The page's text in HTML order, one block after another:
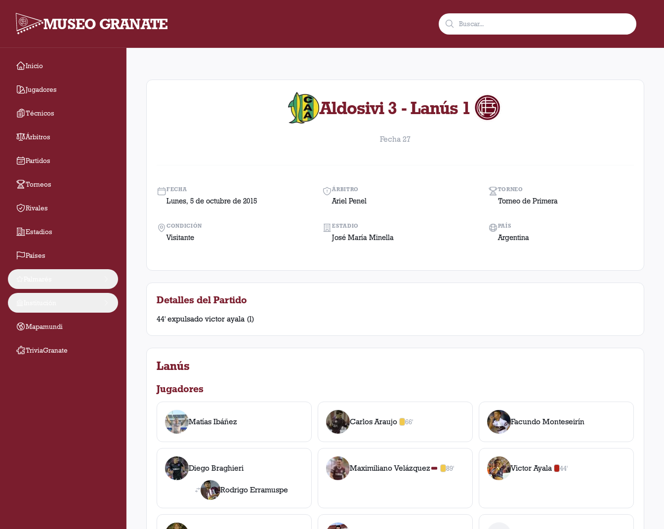
MUSEO GRANATE
Inicio
Jugadores
Técnicos
Árbitros
Partidos
Torneos
Rivales
Estadios
Países
Mapamundi
TriviaGranate
Fecha 27. Partido entre Lanús y Aldosivi disputado el Lunes, 5 de octubre de 2015 como visitante en el estadio José María Minella (Argentina). El
Aldosivi 3 - Lanús 1
Fecha 27
FECHA
Lunes, 5 de octubre de 2015
ÁRBITRO
Ariel Penel
TORNEO
Torneo de Primera
CONDICIÓN
Visitante
ESTADIO
José María Minella
PAÍS
Argentina
Detalles del Partido
44' expulsado victor ayala (l)
Lanús
Jugadores
Matías Ibáñez Carlos Araujo 66'
1amarilla Facundo Monteseirín
Diego Braghieri
Rodrigo Erramuspe
Maximiliano Velázquez 89'
1amarilla rojas Victor Ayala 44'
0amarilla